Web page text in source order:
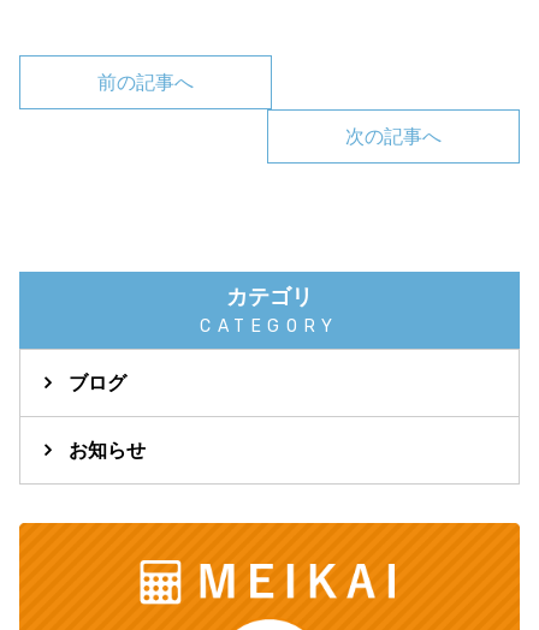
前の記事へ
次の記事へ
カテゴリ
CATEGORY
ブログ
お知らせ